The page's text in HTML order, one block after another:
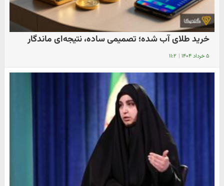
خرید طلای آب شده؛ تصمیمی ساده، نتیجه‌ای ماندگار
۵ خرداد ۱۴۰۴ | ۱۱:۲